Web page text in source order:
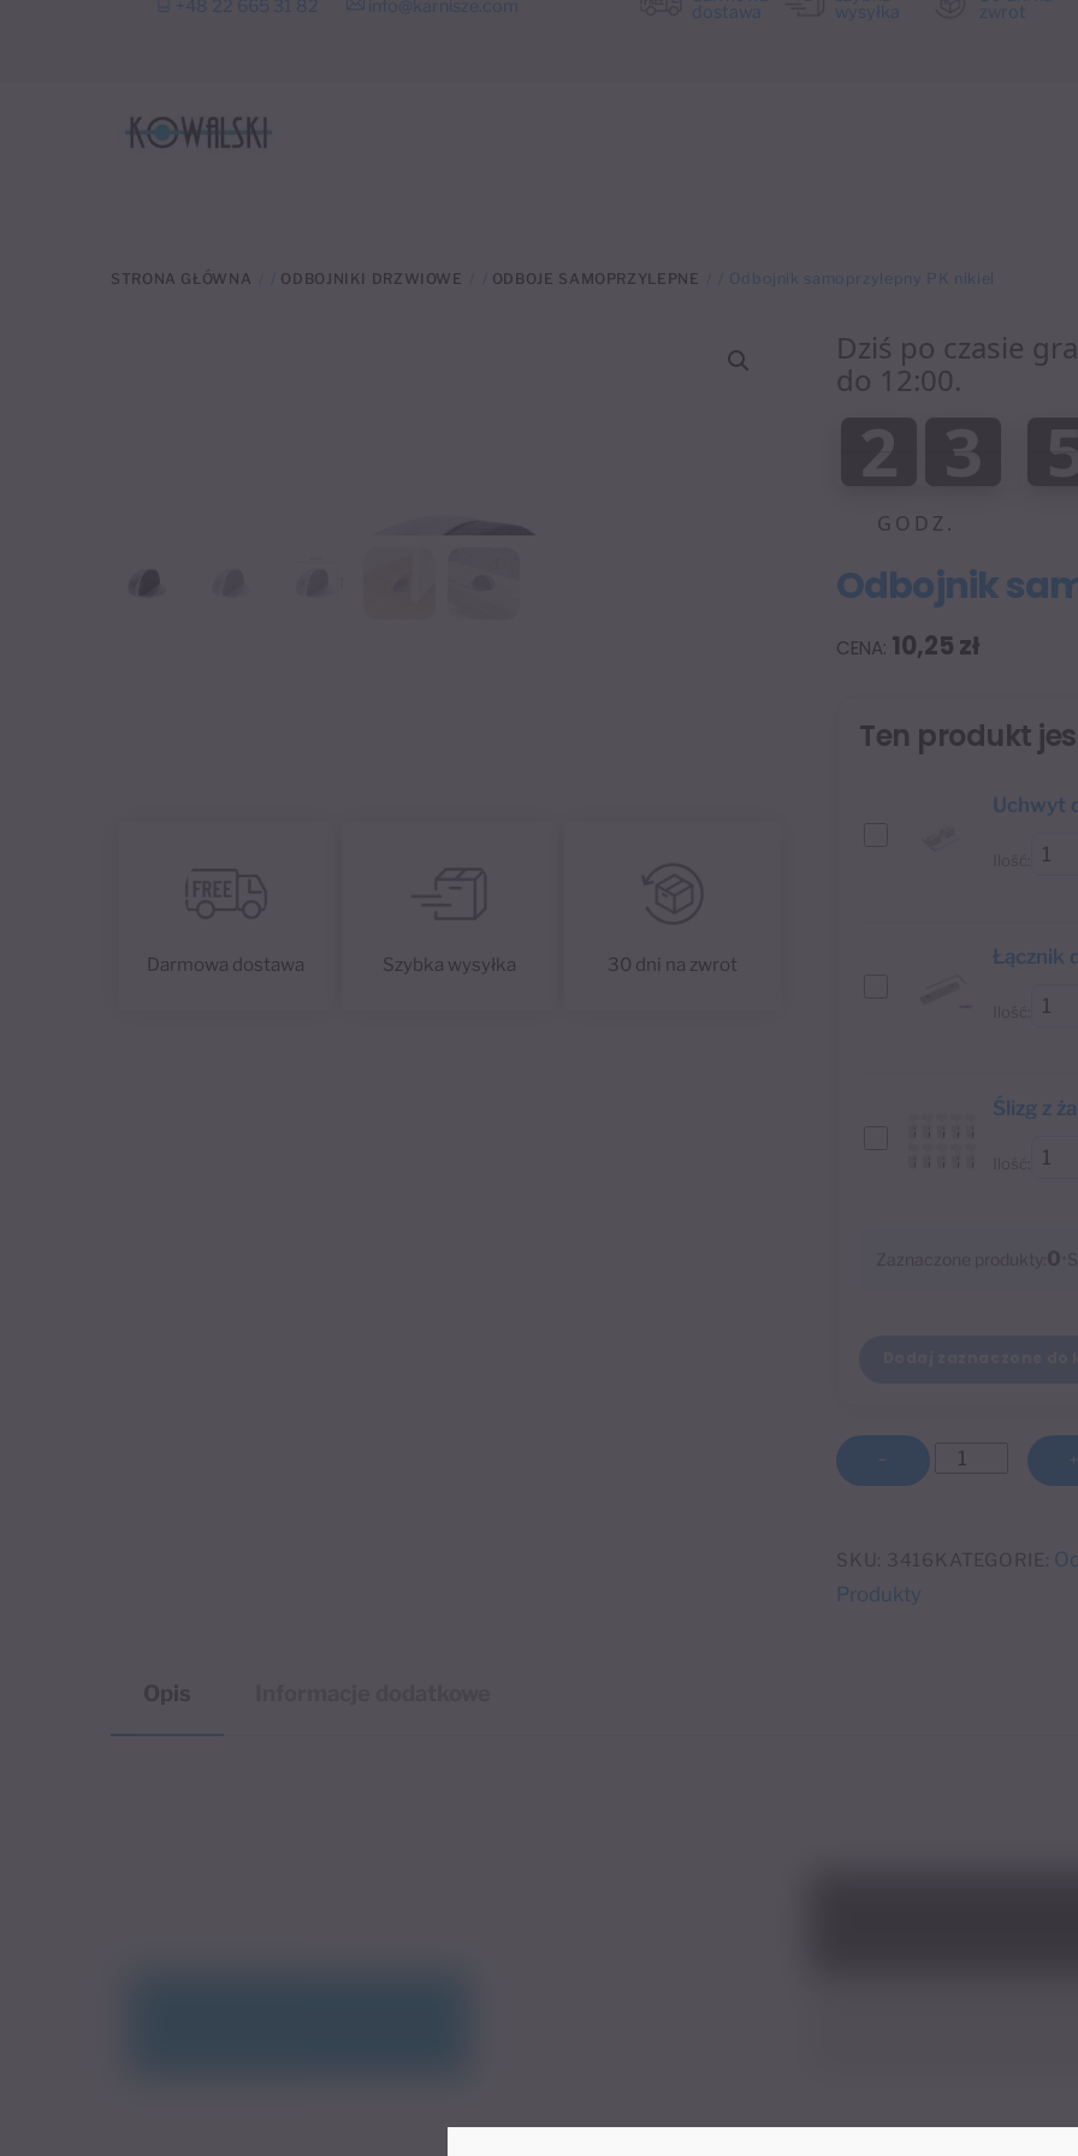
+48 22 665 31 82 info@karnisze.com dostawa wysyłka
zwrot
STRONA GŁÓWNA / ODBOJNIKI DRZWIOWE / ODBOJE SAMOPRZYLEPNE / Odbojnik samoprzylepny PK nikiel
Dziś po czasie
do 12:00.
2
0
2 3
0
3
GODZ.
Odbojnik
10,25 zł
Ten produkt
Uchwyt
Łącznik
Ślizg z
0
−
ilość
PK
+
SKU: 3416 KATEGORIE:
Produkty
Darmowa dostawa Szybka wysyłka 30 dni na zwrot